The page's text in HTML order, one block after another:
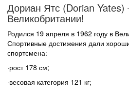
Дориан Ятс (Dorian Yates)
Великобритании!
Родился 19 апреля в 1962 году в
Спортивные достижения дали
спортсмена:
·рост 178 см;
·весовая категория 121 кг;